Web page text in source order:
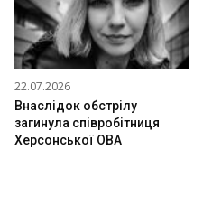
22.07.2026
Внаслідок обстрілу
загинула співробітниця
Херсонської ОВА